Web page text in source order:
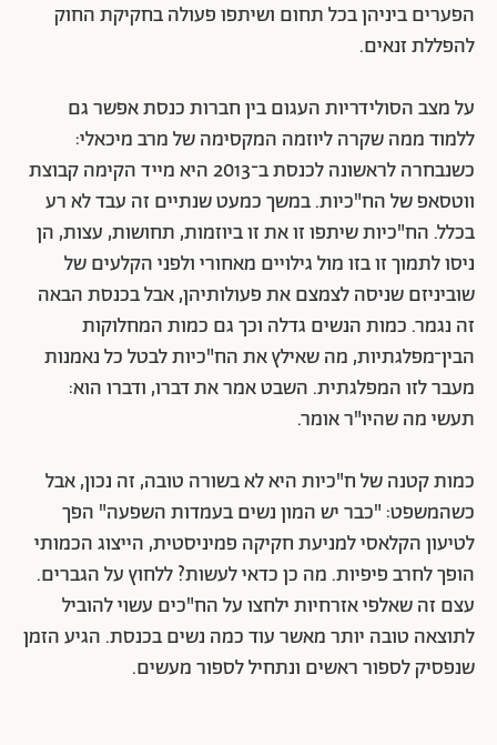
הפערים ביניהן בכל תחום ושיתפו פעולה בחקיקת החוק
להפללת זנאים.
על מצב הסולידריות העגום בין חברות כנסת אפשר גם
ללמוד ממה שקרה ליוזמה המקסימה של מרב מיכאלי:
כשנבחרה לראשונה לכנסת ב־2013 היא מייד הקימה קבוצת
ווטסאפ של הח"כיות. במשך כמעט שנתיים זה עבד לא רע
בכלל. הח"כיות שיתפו זו את זו ביוזמות, תחושות, עצות, הן
ניסו לתמוך זו בזו מול גילויים מאחורי ולפני הקלעים של
שוביניזם שניסה לצמצם את פעולותיהן, אבל בכנסת הבאה
זה נגמר. כמות הנשים גדלה וכך גם כמות המחלוקות
הבין־מפלגתיות, מה שאילץ את הח"כיות לבטל כל נאמנות
מעבר לזו המפלגתית. השבט אמר את דברו, ודברו הוא:
תעשי מה שהיו"ר אומר.
כמות קטנה של ח"כיות היא לא בשורה טובה, זה נכון, אבל
כשהמשפט: "כבר יש המון נשים בעמדות השפעה" הפך
לטיעון הקלאסי למניעת חקיקה פמיניסטית, הייצוג הכמותי
הופך לחרב פיפיות. מה כן כדאי לעשות? ללחוץ על הגברים.
עצם זה שאלפי אזרחיות ילחצו על הח"כים עשוי להוביל
לתוצאה טובה יותר מאשר עוד כמה נשים בכנסת. הגיע הזמן
שנפסיק לספור ראשים ונתחיל לספור מעשים.